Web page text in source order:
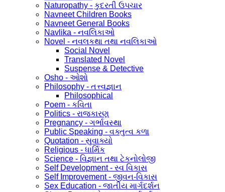
Naturopathy - કુદરતી ઉપચાર
Navneet Children Books
Navneet General Books
Navlika - નવલિકાઓ
Novel - નવલકથા તથા નવલિકાઓ
Social Novel
Translated Novel
Suspense & Detective
Osho - ઓશો
Philosophy - તત્ત્વજ્ઞાન
Philosophical
Poem - કવિતા
Politics - રાજકારણ
Pregnancy - ગર્ભાવસ્થા
Public Speaking - વક્તુત્વ કળા
Quotation - સુવાક્યો
Religious - ધાર્મિક
Science - વિજ્ઞાન તથા ટેકનોલોજી
Self Development - સ્વ વિકાસ
Self Improvement - જીવન-વિકાસ
Sex Education - જાતીય માર્ગદર્શન